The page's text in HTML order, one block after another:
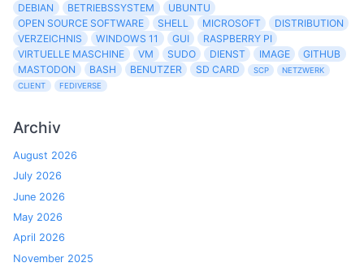
DEBIAN BETRIEBSSYSTEM
UBUNTU
OPEN SOURCE SOFTWARE
SHELL MICROSOFT
DISTRIBUTION
VERZEICHNIS
WINDOWS 11 GUI
RASPBERRY PI
VIRTUELLE MASCHINE
VM SUDO DIENST IMAGE
GITHUB
MASTODON
BASH BENUTZER SD CARD SCP
NETZWERK
CLIENT
FEDIVERSE
Archiv
August 2026
July 2026
June 2026
May 2026
April 2026
November 2025